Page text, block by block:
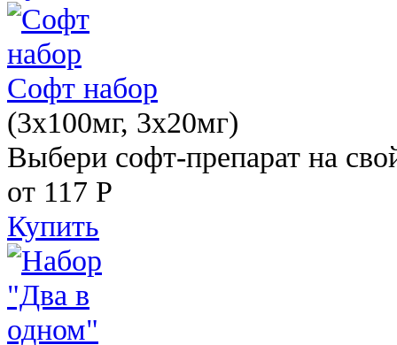
Софт набор
(3x100мг, 3x20мг)
Выбери софт-препарат на
от 117 Р
Купить